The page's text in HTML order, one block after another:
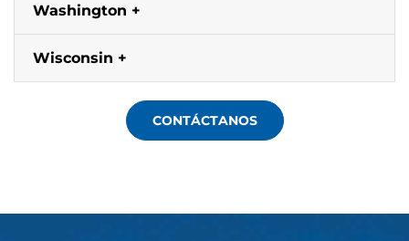
Washington
Wisconsin
CONTÁCTANOS